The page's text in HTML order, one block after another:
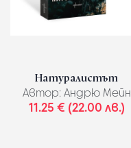
Натуралистът
Автор: Андрю Мейн
11.25 € (22.00 лв.)